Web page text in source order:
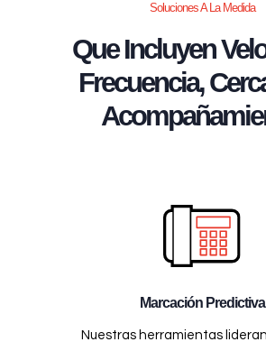
Soluciones A La Medida
Que Incluyen
Frecuencia,
Marcación Predictiva
Nuestras herramientas